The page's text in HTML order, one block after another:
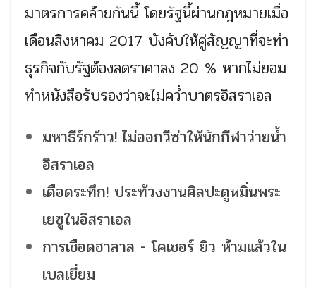
มาตรการคล้ายกันนี้ โดยรัฐนี้ผ่านกฎหมายเมื่อ
เดือนสิงหาคม 2017 บังคับให้คู่สัญญาที่จะทำ
ธุรกิจกับรัฐต้องลดราคาลง 20 % หากไม่ยอม
ทำหนังสือรับรองว่าจะไม่คว่ำบาตรอิสราเอล
มหาธีร์กร้าว! ไม่ออกวีซ่าให้นักกีฬาว่ายน้ำ
อิสราเอล
เดือดระทึก! ประท้วงงานศิลปะดูหมิ่นพระ
เยซูในอิสราเอล
การเชือดฮาลาล - โคเชอร์ ยิว ห้ามแล้วใน
เบลเยี่ยม